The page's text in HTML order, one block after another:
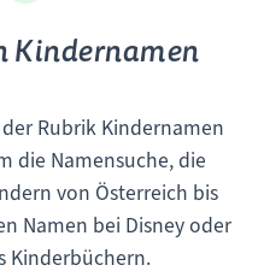
Kindernamen
Rubrik Kindernamen
die Namensuche, die
von Österreich bis
Namen bei Disney oder
Kinderbüchern.